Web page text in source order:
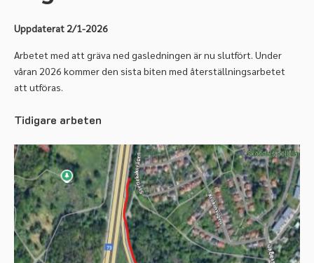
Uppdaterat 2/1-2026
Arbetet med att gräva ned gasledningen är nu slutfört. Under
våran 2026 kommer den sista biten med återställningsarbetet
att utföras.
Tidigare arbeten